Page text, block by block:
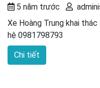
5 năm trước
Xe Hoàng Trung khai
hệ 0981798793
Chi tiết